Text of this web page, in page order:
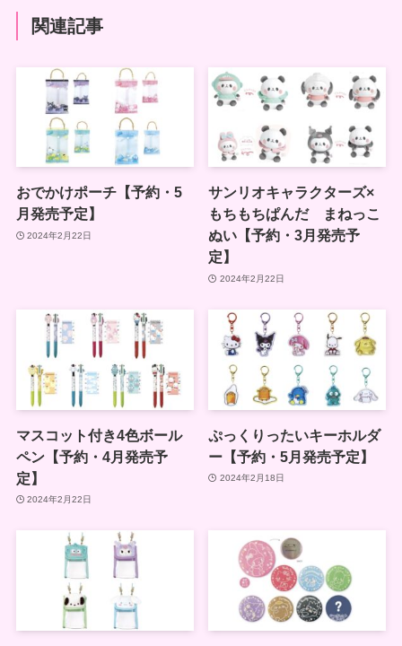
関連記事
おでかけポーチ【予約・5
月発売予定】
2024年2月22日
サンリオキャラクターズ×
もちもちぱんだ まねっこ
ぬい【予約・3月発売予
定】
2024年2月22日
マスコット付き4色ボール
ペン【予約・4月発売予
定】
2024年2月22日
ぷっくりったいキーホルダ
ー【予約・5月発売予定】
2024年2月18日